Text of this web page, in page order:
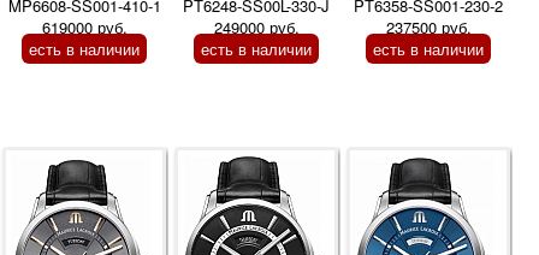
MP6608-SS001-410-1
619000 руб.
есть в наличии
PT6248-SS00L-330-J
249000 руб.
есть в наличии
PT6358-SS001-230-2
237500 руб.
есть в наличии